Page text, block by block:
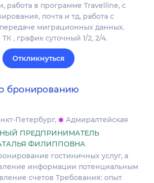
работа в программе Travelline, с
почта и тд, работа с
миграционных данных.
, график суточный 1/2, 2/4.
Откликнуться
бронированию
Петербург
Адмиралтейская
ПРЕДПРИНИМАТЕЛЬ
ФИЛИППОВНА
гостиничных услуг, а
информации потенциальным
счетов Требования: опыт